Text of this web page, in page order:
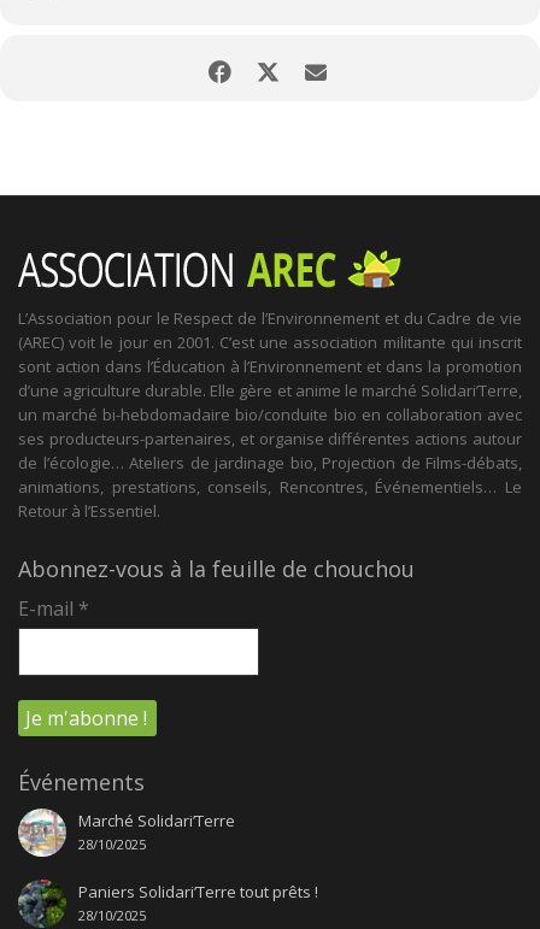
L’Association pour le Respect de l’Environnement et du Cadre de vie
(AREC) voit le jour en 2001. C’est une association militante qui inscrit
sont action dans l’Éducation à l’Environnement et dans la promotion
d’une agriculture durable. Elle gère et anime le marché Solidari’Terre,
un marché bi-hebdomadaire bio/conduite bio en collaboration avec
ses producteurs-partenaires, et organise différentes actions autour
de l’écologie… Ateliers de jardinage bio, Projection de Films-débats,
animations, prestations, conseils, Rencontres, Événementiels… Le
Retour à l’Essentiel.
Abonnez-vous à la feuille de chouchou
E-mail *
Événements
Marché Solidari’Terre
28/10/2025
Paniers Solidari’Terre tout prêts !
28/10/2025